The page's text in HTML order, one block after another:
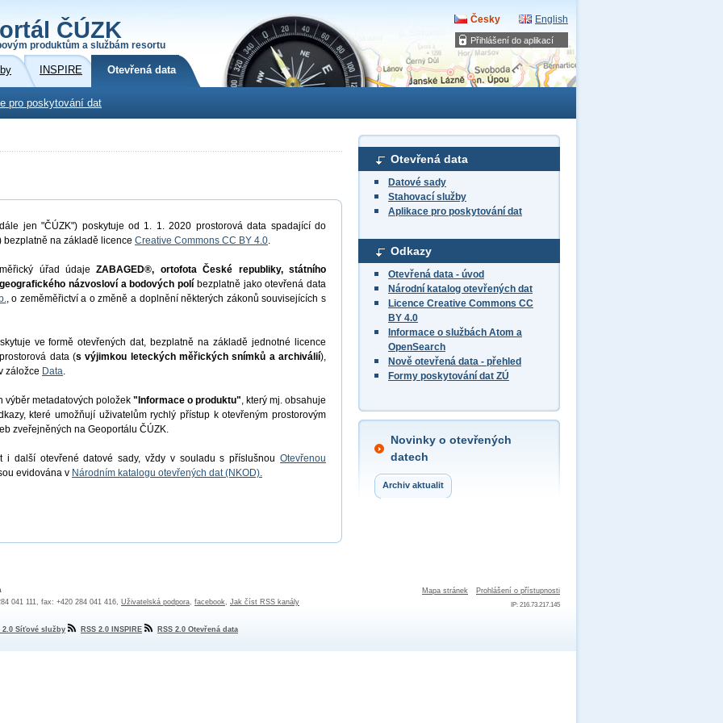
Přihlášení do aplikací
ČÚZK
produktům a službám resortu
Česky English
INSPIRE Otevřená data
pro poskytování dat
Otevřená data
Datové sady
Stahovací služby
Aplikace pro poskytování dat
Odkazy
Otevřená data - úvod
Národní katalog otevřených dat
Licence Creative Commons CC
BY 4.0
Informace o službách Atom a
OpenSearch
Nově otevřená data - přehled
Formy poskytování dat ZÚ
Novinky o otevřených
datech
Archiv aktualit
jen "ČÚZK") poskytuje od 1. 1. 2020 prostorová data spadající do
bezplatně na základě licence Creative Commons CC BY 4.0.
úřad údajeZABAGED®, ortofota České republiky, státního
názvosloví a bodových polí bezplatně jako otevřená data
, o zeměměřictví a o změně a doplnění některých zákonů souvisejících s
ve formě otevřených dat, bezplatně na základě jednotné licence
data (s výjimkou leteckých měřických snímků a archiválií),
záložce Data.
výběr metadatových položek "Informace o produktu", který mj. obsahuje
které umožňují uživatelům rychlý přístup k otevřeným prostorovým
zveřejněných na Geoportálu ČÚZK.
i další otevřené datové sady, vždy v souladu s příslušnou Otevřenou
evidována v Národním katalogu otevřených dat (NKOD).
Mapa stránek Prohlášení o přístupnosti
IP: 216.73.217.145
041 111, fax: +420 284 041 416, Uživatelská podpora, facebook, Jak číst RSS kanály
2.0 Síťové služby RSS 2.0 INSPIRE RSS 2.0 Otevřená data